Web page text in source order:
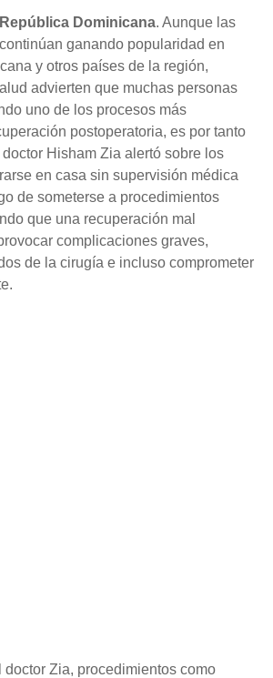
Dominicana. Aunque las
ganando popularidad en
y otros países de la región,
advierten que muchas personas
uno de los procesos más
postoperatoria, es por tanto
Hisham Zia alertó sobre los
en casa sin supervisión médica
de someterse a procedimientos
que una recuperación mal
complicaciones graves,
de la cirugía e incluso comprometer
doctor Zia, procedimientos como